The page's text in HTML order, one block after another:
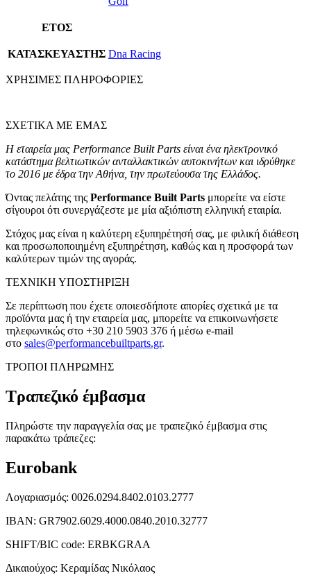
ΕΤΟΣ
ΚΑΤΑΣΚΕΥΑΣΤΗΣ Dna Racing
ΧΡΗΣΙΜΕΣ ΠΛΗΡΟΦΟΡΙΕΣ
ΣΧΕΤΙΚΑ ΜΕ ΕΜΑΣ
Η εταιρεία μας Performance Built Parts είναι ένα ηλεκτρονικό
κατάστημα βελτιωτικών ανταλλακτικών αυτοκινήτων και ιδρύθηκε
το 2016 με έδρα την Αθήνα, την πρωτεύουσα της Ελλάδος.
Όντας πελάτης της Performance Built Parts μπορείτε να είστε
σίγουροι ότι συνεργάζεστε με μία αξιόπιστη ελληνική εταιρία.
Στόχος μας είναι η καλύτερη εξυπηρέτησή σας, με φιλική διάθεση
και προσωποποιημένη εξυπηρέτηση, καθώς και η προσφορά των
καλύτερων τιμών της αγοράς.
ΤΕΧΝΙΚΗ ΥΠΟΣΤΗΡΙΞΗ
Σε περίπτωση που έχετε οποιεσδήποτε απορίες σχετικά με τα
προϊόντα μας ή την εταιρεία μας, μπορείτε να επικοινωνήσετε
τηλεφωνικώς στο +30 210 5903 376 ή μέσω e-mail
στο sales@performancebuiltparts.gr.
ΤΡΟΠΟΙ ΠΛΗΡΩΜΗΣ
Τραπεζικό έμβασμα
Πληρώστε την παραγγελία σας με τραπεζικό έμβασμα στις
παρακάτω τράπεζες:
Eurobank
Λογαριασμός: 0026.0294.8402.0103.2777
ΙΒΑΝ: GR7902.6029.4000.0840.2010.32777
SHIFT/BIC code: ERBKGRAA
Δικαιούχος: Κεραμίδας Νικόλαος